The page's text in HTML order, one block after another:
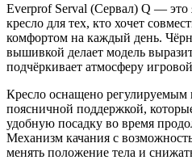
Everprof Serval (Сервал) Q — это
кресло для тех, кто хочет
комфортом на каждый день.
вышивкой делает модель
подчёркивает атмосферу
Кресло оснащено регулируемым
поясничной поддержкой,
удобную посадку во время
Механизм качания с
менять положение тела и